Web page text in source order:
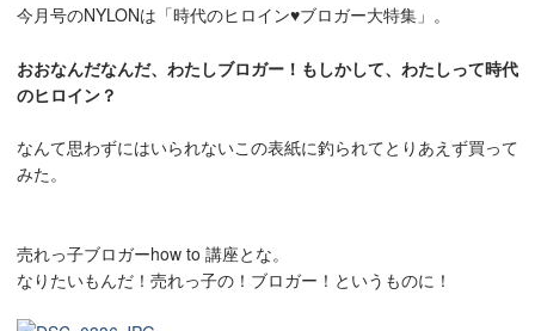
今月号のNYLONは「時代のヒロイン♥ブロガー大特集」。
おおなんだなんだ、わたしブロガー！もしかして、わたしって時代
のヒロイン？
なんて思わずにはいられないこの表紙に釣られてとりあえず買って
みた。
売れっ子ブロガーhow to 講座とな。
なりたいもんだ！売れっ子の！ブロガー！というものに！